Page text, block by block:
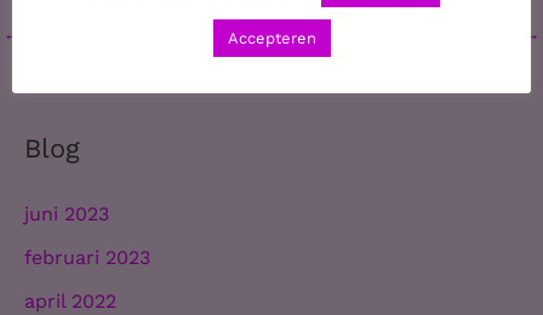
← →
Blog
juni 2023
februari 2023
april 2022
Accepteren